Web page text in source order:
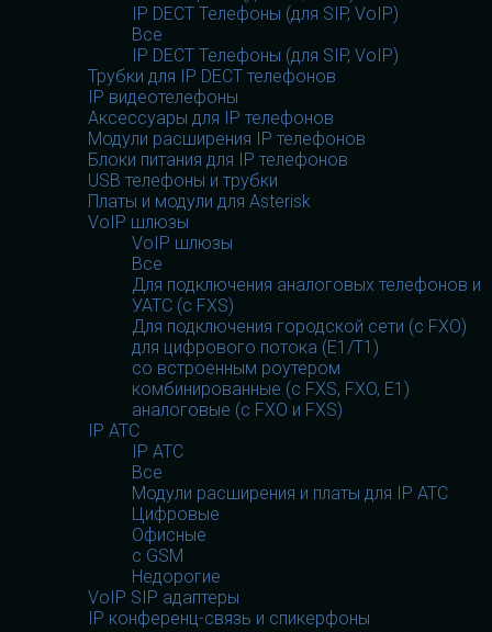
IP DECT Телефоны (для SIP, VoIP)
Все
IP DECT Телефоны (для SIP, VoIP)
Трубки для IP DECT телефонов
IP видеотелефоны
Аксессуары для IP телефонов
Модули расширения IP телефонов
Блоки питания для IP телефонов
USB телефоны и трубки
Платы и модули для Asterisk
VoIP шлюзы
VoIP шлюзы
Все
Для подключения аналоговых телефонов и
УАТС (с FXS)
Для подключения городской сети (с FXO)
для цифрового потока (E1/T1)
со встроенным роутером
комбинированные (c FXS, FXO, E1)
аналоговые (с FXO и FXS)
IP АТС
IP АТС
Все
Модули расширения и платы для IP АТС
Цифровые
Офисные
с GSM
Недорогие
VoIP SIP адаптеры
IP конференц-связь и спикерфоны